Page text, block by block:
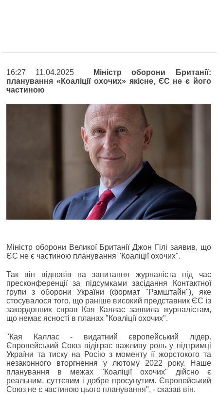
16:27 11.04.2025
Міністр оборони Британії:
планування «Коаліції охочих» якісне, ЄС не є його
частиною
Міністр оборони Великої Британії Джон Гілі заявив, що
ЄС не є частиною планування "Коаліції охочих".
Так він відповів на запитання журналіста під час
пресконференції за підсумками засідання Контактної
групи з оборони України (формат "Рамштайн"), яке
стосувалося того, що раніше високий представник ЄС із
закордонних справ Кая Каллас заявила журналістам,
що немає ясності в планах "Коаліції охочих".
"Кая Каллас - видатний європейський лідер.
Європейський Союз відіграє важливу роль у підтримці
України та тиску на Росію з моменту її жорстокого та
незаконного вторгнення у лютому 2022 року. Наше
планування в межах "Коаліції охочих" дійсно є
реальним, суттєвим і добре просунутим. Європейський
Союз не є частиною цього планування", - сказав він.